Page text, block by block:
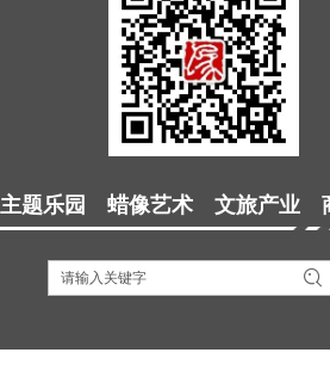
主题乐园 蜡像艺术 文旅产业